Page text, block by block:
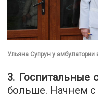
Ульяна Супрун у
3. Госпитальные
больше. Начнем с